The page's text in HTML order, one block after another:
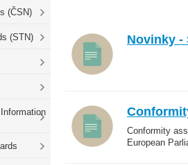
(ČSN)
(STN) Novinky -
Conformity
European